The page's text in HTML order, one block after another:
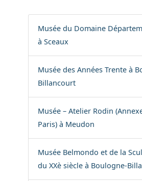
Musée du Domaine
à Sceaux
Musée des Années Trente à
Billancourt
Musée – Atelier Rodin
Paris) à Meudon
Musée Belmondo et de la
du XXè siècle à Boulogne-